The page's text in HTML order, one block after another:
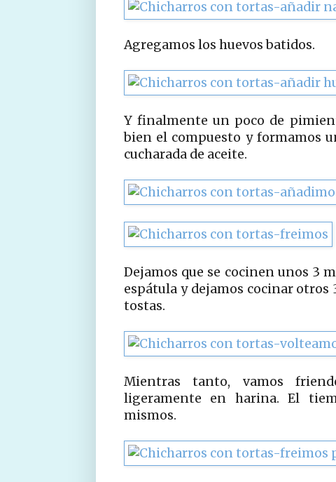
Agregamos los huevos batidos.
Y finalmente un poco de
bien el compuesto y formamos
cucharada de aceite.
Dejamos que se cocinen unos 3
espátula y dejamos cocinar otros
tostas.
Mientras tanto, vamos
ligeramente en harina. El
mismos.